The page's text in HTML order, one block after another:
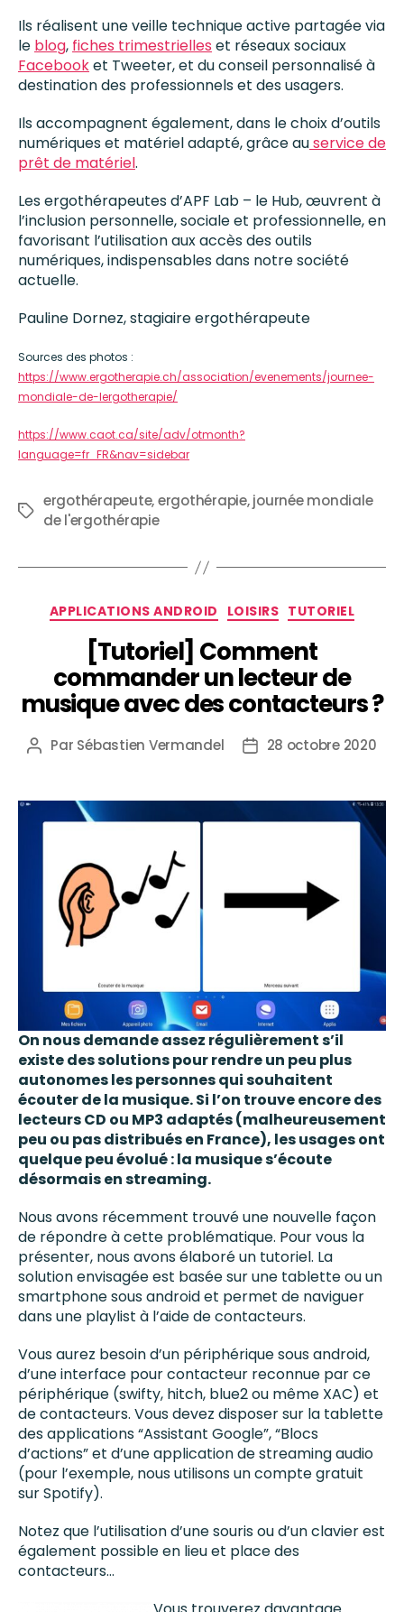
Ils réalisent une veille technique active partagée via
le blog, fiches trimestrielles et réseaux sociaux
Facebooket Tweeter, et du conseil personnalisé à
destination des professionnels et des usagers.
Ils accompagnent également, dans le choix d’outils
numériques et matériel adapté, grâce auservice de
prêt de matériel.
Les ergothérapeutes d’APF Lab – le Hub, œuvrent à
l’inclusion personnelle, sociale et professionnelle, en
favorisant l’utilisation aux accès des outils
numériques, indispensables dans notre société
actuelle.
Pauline Dornez, stagiaire ergothérapeute
Sources des photos :
https://www.ergotherapie.ch/association/evenements/journee-
mondiale-de-lergotherapie/
https://www.caot.ca/site/adv/otmonth?
language=fr_FR&nav=sidebar
ergothérapeute,ergothérapie,journée mondiale
de l'ergothérapie
APPLICATIONS ANDROID LOISIRS TUTORIEL
[Tutoriel] Comment
commander un lecteur de
musique avec des contacteurs ?
Par Sébastien Vermandel 28 octobre 2020
On nous demande assez régulièrement s’il
existe des solutions pour rendre un peu plus
autonomes les personnes qui souhaitent
écouter de la musique. Si l’on trouve encore des
lecteurs CD ou MP3 adaptés (malheureusement
peu ou pas distribués en France), les usages ont
quelque peu évolué : la musique s’écoute
désormais en streaming.
Nous avons récemment trouvé une nouvelle façon
de répondre à cette problématique. Pour vous la
présenter, nous avons élaboré un tutoriel. La
solution envisagée est basée sur une tablette ou un
smartphone sous android et permet de naviguer
dans une playlist à l’aide de contacteurs.
Vous aurez besoin d’un périphérique sous android,
d’une interface pour contacteur reconnue par ce
périphérique (swifty, hitch, blue2 ou même XAC) et
de contacteurs. Vous devez disposer sur la tablette
des applications “Assistant Google”, “Blocs
d’actions” et d’une application de streaming audio
(pour l’exemple, nous utilisons un compte gratuit
sur Spotify).
Notez que l’utilisation d’une souris ou d’un clavier est
également possible en lieu et place des
contacteurs…